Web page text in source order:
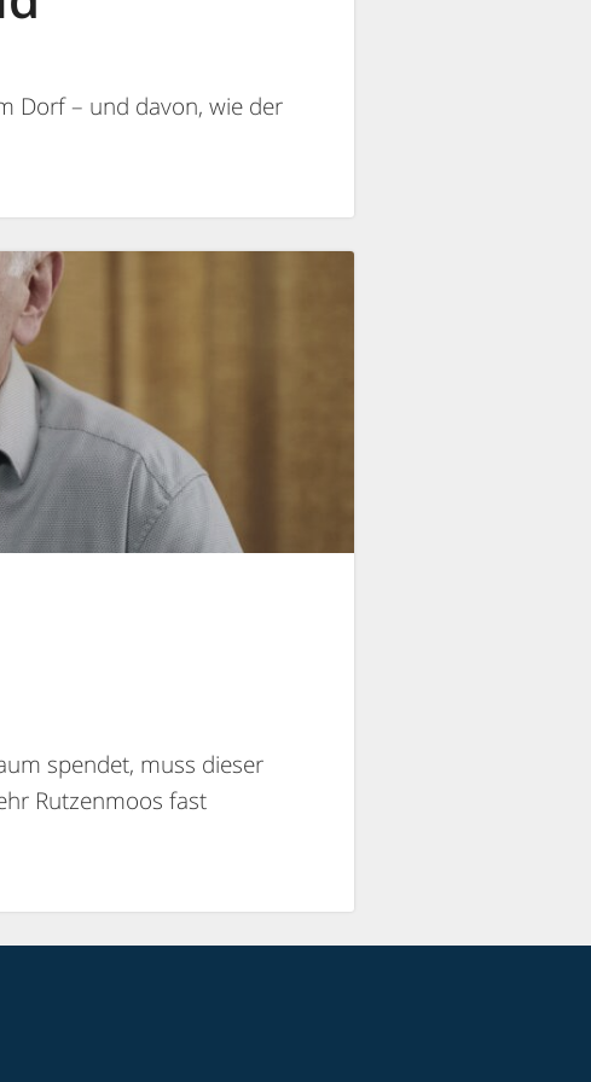
Dorf – und davon, wie der
spendet, muss dieser
Rutzenmoos fast